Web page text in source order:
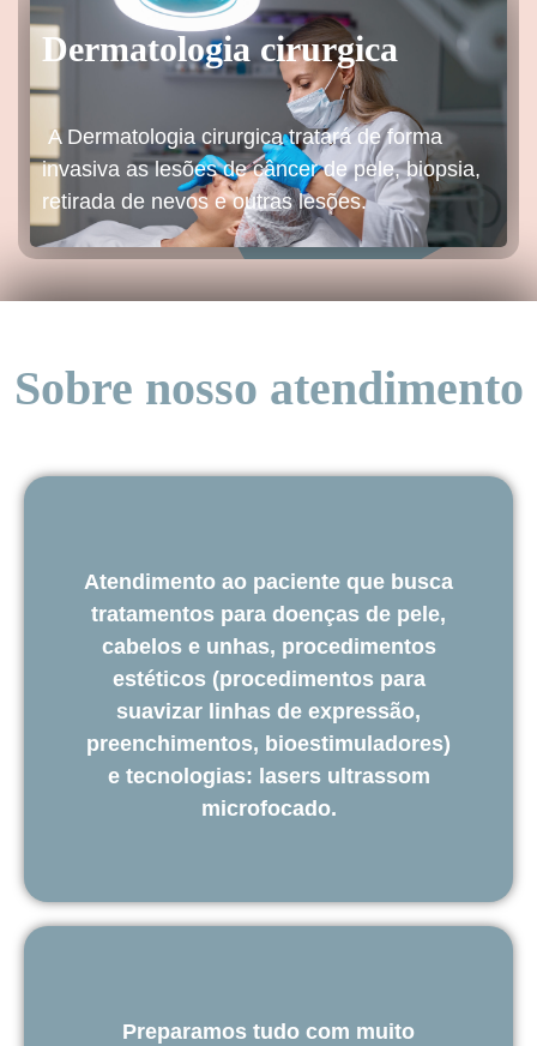
Dermatologia cirurgica
A Dermatologia cirurgica tratará de forma
invasiva as lesões de câncer de pele, biopsia,
retirada de nevos e outras lesões.
Sobre nosso atendimento
Atendimento ao paciente que busca
tratamentos para doenças de pele,
cabelos e unhas, procedimentos
estéticos (procedimentos para
suavizar linhas de expressão,
preenchimentos, bioestimuladores)
e tecnologias: lasers ultrassom
microfocado.
Preparamos tudo com muito